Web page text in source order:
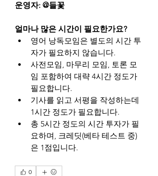
운영자: @들꽃
얼마나 많은 시간이 필요한가요?
영어 낭독모임은 별도의 시간 투
자가 필요하지 않습니다.
사전모임, 마무리 모임, 토론 모
임 포함하여 대략 4시간 정도가
필요합니다.
기사를 읽고 서평을 작성하는데
1시간 정도가 필요합니다.
총 5시간 정도의 시간 투자가 필
요하며, 크레딧(베타 테스트 중)
은 1점입니다.
0